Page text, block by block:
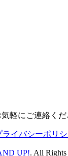
軽にご連絡くだ
ライバシーポリ
UP!. All Rights